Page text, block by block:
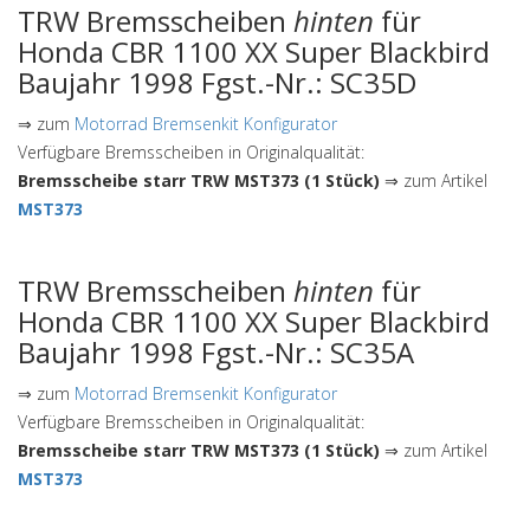
TRW Bremsscheiben hinten für
Honda CBR 1100 XX Super Blackbird
Baujahr 1998 Fgst.-Nr.: SC35D
⇒ zum Motorrad Bremsenkit Konfigurator
Verfügbare Bremsscheiben in Originalqualität:
Bremsscheibe starr TRW MST373 (1 Stück) ⇒ zum Artikel
MST373
TRW Bremsscheiben hinten für
Honda CBR 1100 XX Super Blackbird
Baujahr 1998 Fgst.-Nr.: SC35A
⇒ zum Motorrad Bremsenkit Konfigurator
Verfügbare Bremsscheiben in Originalqualität:
Bremsscheibe starr TRW MST373 (1 Stück) ⇒ zum Artikel
MST373